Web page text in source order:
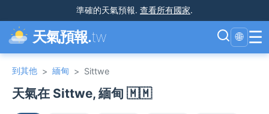
準確的天氣預報. 查看所有國家.
天氣預報.tw 🌐 ☰
到其他 > 緬甸 > Sittwe
天氣在 Sittwe, 緬甸 🇲🇲